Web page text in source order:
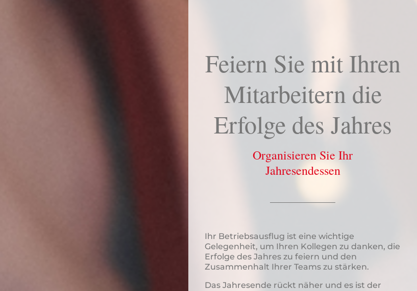
Feiern Sie mit Ihren
Mitarbeitern die
Erfolge des Jahres
Organisieren Sie Ihr
Jahresendessen
Ihr Betriebsausflug ist eine wichtige
Gelegenheit, um Ihren Kollegen zu danken, die
Erfolge des Jahres zu feiern und den
Zusammenhalt Ihrer Teams zu stärken.
Das Jahresende rückt näher und es ist der